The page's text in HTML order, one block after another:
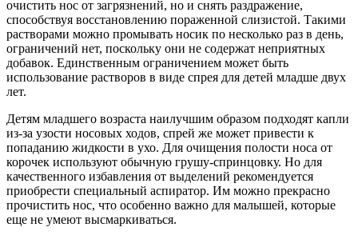
очистить нос от загрязнений, но и снять раздражение,
способствуя восстановлению пораженной слизистой. Такими
растворами можно промывать носик по несколько раз в день,
ограничений нет, поскольку они не содержат неприятных
добавок. Единственным ограничением может быть
использование растворов в виде спрея для детей младше двух
лет.
Детям младшего возраста наилучшим образом подходят капли
из-за узости носовых ходов, спрей же может привести к
попаданию жидкости в ухо. Для очищения полости носа от
корочек используют обычную грушу-спринцовку. Но для
качественного избавления от выделений рекомендуется
приобрести специальный аспиратор. Им можно прекрасно
прочистить нос, что особенно важно для малышей, которые
еще не умеют высмаркиваться.